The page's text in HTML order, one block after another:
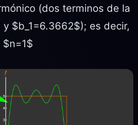
(dos terminos de la
$b_1=6.3662$); es decir,
$n=1$